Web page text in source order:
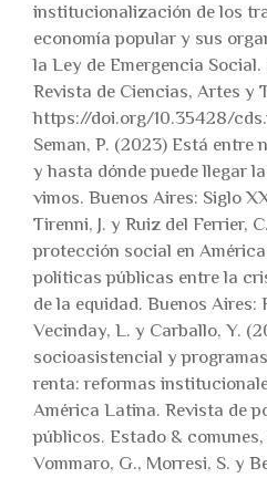
institucionalización de los
economía popular y sus
la Ley de Emergencia
Revista de Ciencias, Artes y
https://doi.org/10.35428/
Seman, P. (2023) Está entre
y hasta dónde puede llegar
vimos. Buenos Aires: Siglo
Tirenni, J. y Ruiz del Ferrier,
protección social en
políticas públicas entre la
de la equidad. Buenos Aires:
Vecinday, L. y Carballo, Y.
socioasistencial y
renta: reformas
América Latina. Revista de
públicos. Estado & comunes,
Vommaro, G., Morresi, S. y